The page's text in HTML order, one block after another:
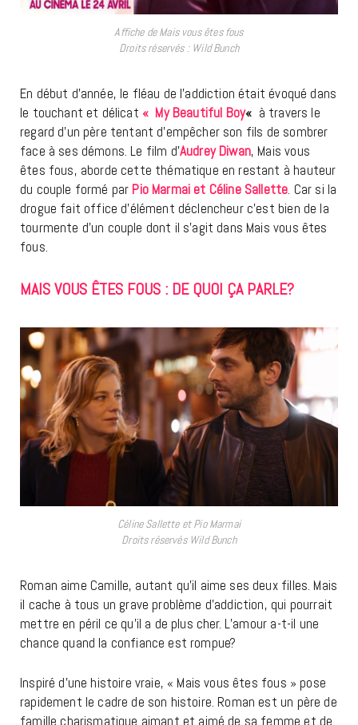
Affiche de Mais vous êtes fous
Droits réservés : Wild Bunch
En début d’année, le fléau de l’addiction était évoqué dans
le touchant et délicat « My Beautiful Boy« à travers le
regard d’un père tentant d’empêcher son fils de sombrer
face à ses démons. Le film d’Audrey Diwan, Mais vous
êtes fous, aborde cette thématique en restant à hauteur
du couple formé par Pio Marmai et Céline Sallette. Car si la
drogue fait office d’élément déclencheur c’est bien de la
tourmente d’un couple dont il s’agit dans Mais vous êtes
fous.
MAIS VOUS ÊTES FOUS : DE QUOI ÇA PARLE?
Céline Sallette et Pio Marmai
Droits réservés Wild Bunch
Roman aime Camille, autant qu’il aime ses deux filles. Mais
il cache à tous un grave problème d’addiction, qui pourrait
mettre en péril ce qu’il a de plus cher. L’amour a-t-il une
chance quand la confiance est rompue?
Inspiré d’une histoire vraie, « Mais vous êtes fous » pose
rapidement le cadre de son histoire. Roman est un père de
famille charismatique aimant et aimé de sa femme et de